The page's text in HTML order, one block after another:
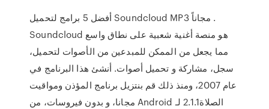
أفضل 5 برامج لتحميل Soundcloud MP3 مجاناً .
Soundcloud هو منصة أغنية شعبية على نطاق واسع
مما يجعل من الممكن للمبدعين من الأصوات لتحميل،
سجل، مشاركة و تحميل أصوات. أنشئ هذا البرنامج في
عام 2007، ومنذ ذلك ‫قم بنتزيل برنامج المؤذن ومواقيت
الصلاة2.1.1 لـ Android مجانا، و بدون فيروسات، من